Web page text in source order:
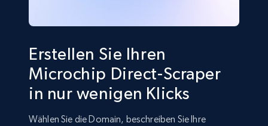
Erstellen Sie Ihren
Microchip Direct-Scraper
in nur wenigen Klicks
Wählen Sie die Domain, beschreiben Sie Ihre